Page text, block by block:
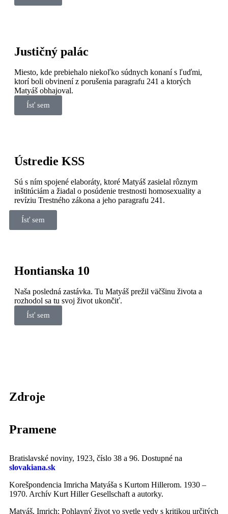
Justičný palác
Miesto, kde prebiehalo niekoľko súdnych konaní s ľuďmi,
ktorí boli obvinení z porušenia paragrafu 241 a ktorých
Matyáš obhajoval.
Ísť sem
Ústredie KSS
Sú s ním spojené elaboráty, ktoré Matyáš zasielal rôznym
inštitúciám a žiadal o posúdenie trestnosti homosexuality a
revíziu Trestného zákona a jeho paragrafu 241.
Ísť sem
Hontianska 10
Naša posledná zastávka. Tu Matyáš prežil väčšinu života a
rozhodol sa tu svoj život ukončiť.
Ísť sem
Zdroje
Pramene
Bratislavské noviny, 1923, číslo 38 a 96. Dostupné na
slovakiana.sk
Korešpondencia Imricha Matyáša s Kurtom Hillerom. 1930 –
1970. Archív Kurt Hiller Gesellschaft a autorky.
Matyáš, Imrich: Pohlavný život vo svetle vedy s kritikou určitých